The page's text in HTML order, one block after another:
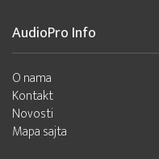
AudioPro Info
O nama
Kontakt
Novosti
Mapa sajta